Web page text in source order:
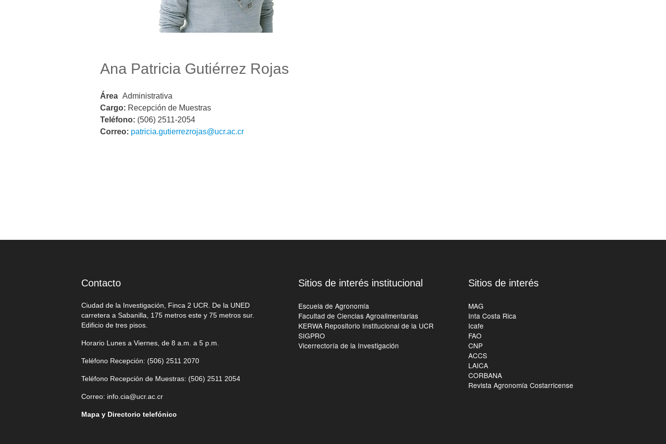
Ana Patricia Gutiérrez Rojas
Área Administrativa
Cargo: Recepción de Muestras
Teléfono: (506) 2511-2054
Correo: patricia.gutierrezrojas@ucr.ac.cr
Contacto
Ciudad de la Investigación, Finca 2 UCR. De la UNED
carretera a Sabanilla, 175 metros este y 75 metros sur.
Edificio de tres pisos.
Horario Lunes a Viernes, de 8 a.m. a 5 p.m.
Teléfono Recepción: (506)2511 2070
Teléfono Recepción de Muestras: (506)2511 2054
Correo: info.cia@ucr.ac.cr
Mapa y Directorio telefónico
Sitios de interés institucional
Escuela de Agronomía
Facultad de Ciencias Agroalimentarias
KERWA Repositorio Institucional de la UCR
SIGPRO
Vicerrectoría de la Investigación
Sitios de interés
MAG
Inta Costa Rica
Icafe
FAO
CNP
ACCS
LAICA
CORBANA
Revista Agronomía Costarricense